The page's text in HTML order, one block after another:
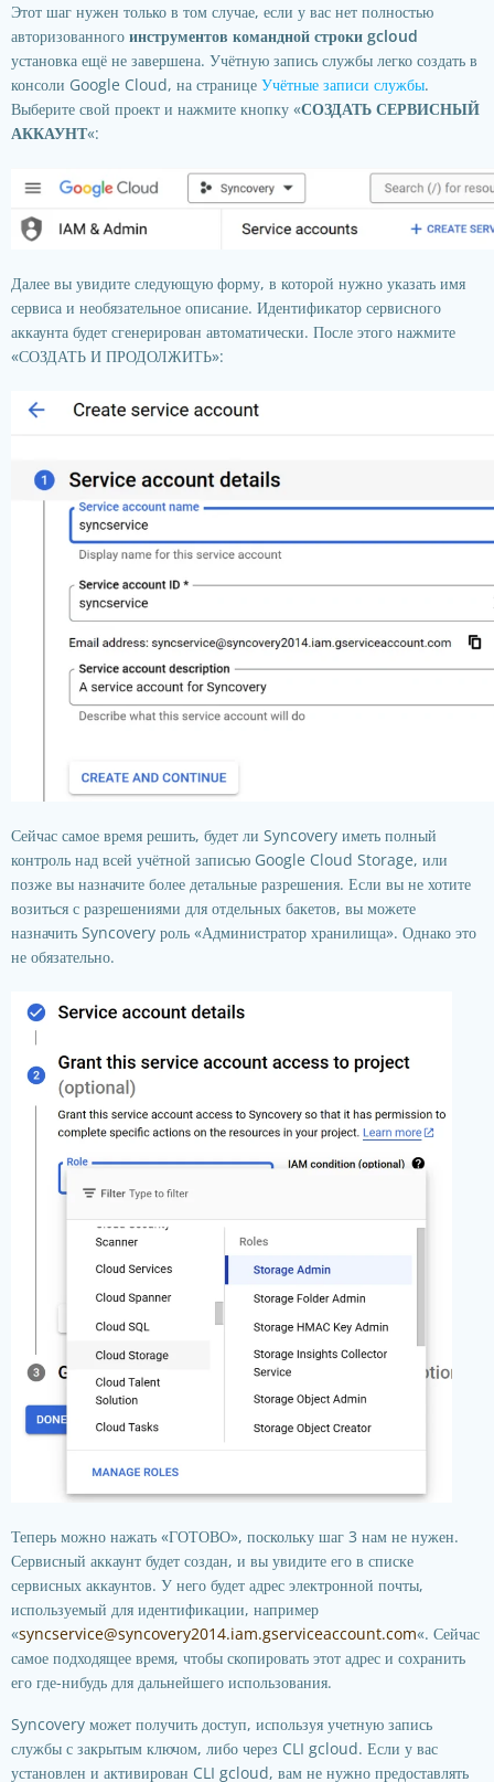
Этот шаг нужен только в том случае, если у вас нет полностью
авторизованного инструментов командной строки gcloud
установка ещё не завершена. Учётную запись службы легко создать в
консоли Google Cloud, на странице Учётные записи службы.
Выберите свой проект и нажмите кнопку «СОЗДАТЬ СЕРВИСНЫЙ
АККАУНТ«:
Далее вы увидите следующую форму, в которой нужно указать имя
сервиса и необязательное описание. Идентификатор сервисного
аккаунта будет сгенерирован автоматически. После этого нажмите
«СОЗДАТЬ И ПРОДОЛЖИТЬ»:
Сейчас самое время решить, будет ли Syncovery иметь полный
контроль над всей учётной записью Google Cloud Storage, или
позже вы назначите более детальные разрешения. Если вы не хотите
возиться с разрешениями для отдельных бакетов, вы можете
назначить Syncovery роль «Администратор хранилища». Однако это
не обязательно.
Теперь можно нажать «ГОТОВО», поскольку шаг 3 нам не нужен.
Сервисный аккаунт будет создан, и вы увидите его в списке
сервисных аккаунтов. У него будет адрес электронной почты,
используемый для идентификации, например
«syncservice@syncovery2014.iam.gserviceaccount.com«. Сейчас
самое подходящее время, чтобы скопировать этот адрес и сохранить
его где-нибудь для дальнейшего использования.
Syncovery может получить доступ, используя учетную запись
службы с закрытым ключом, либо через CLI gcloud. Если у вас
установлен и активирован CLI gcloud, вам не нужно предоставлять